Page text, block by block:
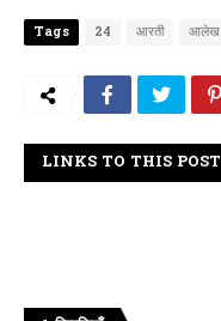
Tags 24 आरती आलेख
LINKS TO THIS POST